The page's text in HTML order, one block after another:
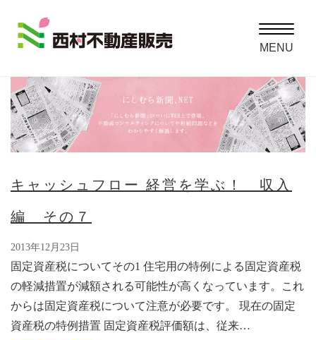
Toggle
MENU
キャッシュフロー 経営を学ぶ！ 収入
編 その７
2013年12月23日
固定資産税についてその1 住宅用の特例による固定資産税
の軽減措置が減額される可能性が高くなっています。これ
からは固定資産税について注意が必要です。 現在の固定
資産税の特例措置 固定資産税評価額は、従来…